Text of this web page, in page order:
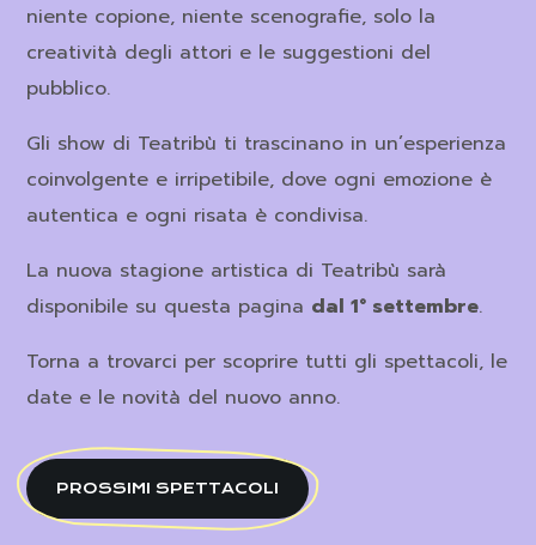
niente copione, niente scenografie, solo la
creatività degli attori e le suggestioni del
pubblico.
Gli show di Teatribù ti trascinano in un’esperienza
coinvolgente e irripetibile, dove ogni emozione è
autentica e ogni risata è condivisa.
La nuova stagione artistica di Teatribù sarà
disponibile su questa pagina dal 1° settembre.
Torna a trovarci per scoprire tutti gli spettacoli, le
date e le novità del nuovo anno.
PROSSIMI SPETTACOLI